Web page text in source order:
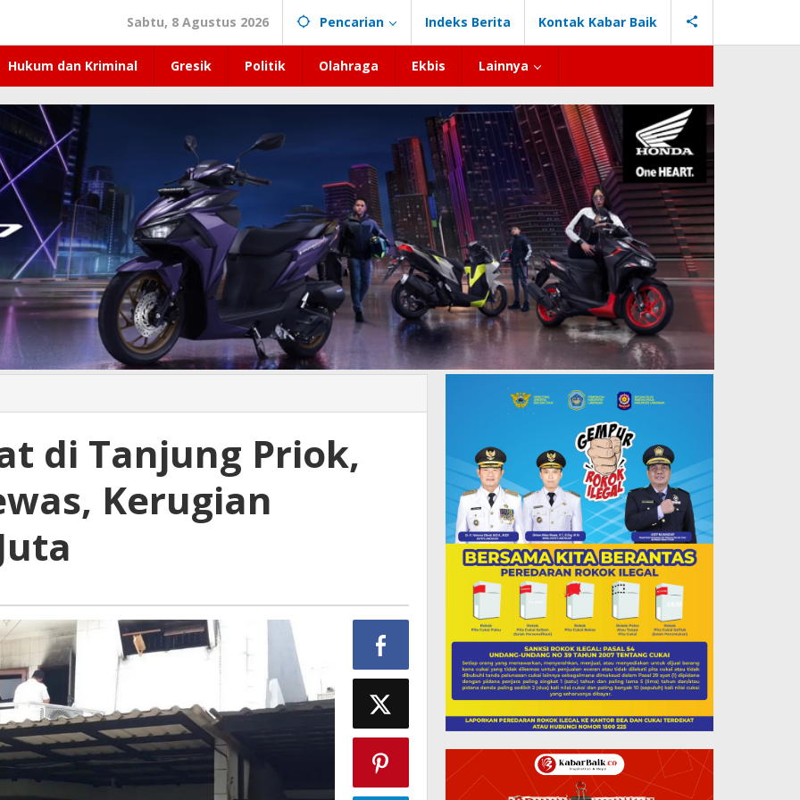
Sabtu, 8 Agustus 2026 Pencarian Indeks Berita Kontak Kabar Baik
Hukum dan Kriminal Gresik Politik Olahraga Ekbis Lainnya
di Tanjung Priok,
Kerugian